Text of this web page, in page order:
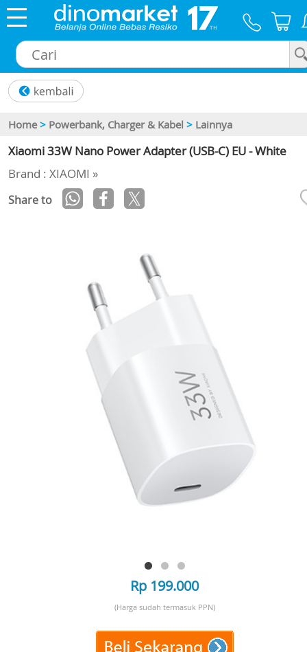
Home > Powerbank, Charger & Kabel > Lainnya
Xiaomi 33W Nano Power Adapter (USB-C) EU - White
Brand : XIAOMI »
Share to
Rp 199.000
(Harga sudah termasuk PPN)